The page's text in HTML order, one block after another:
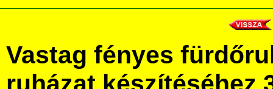
Vastag fényes